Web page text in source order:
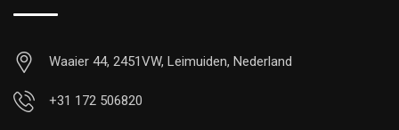
Waaier 44, 2451VW, Leimuiden, Nederland
+31 172 506820